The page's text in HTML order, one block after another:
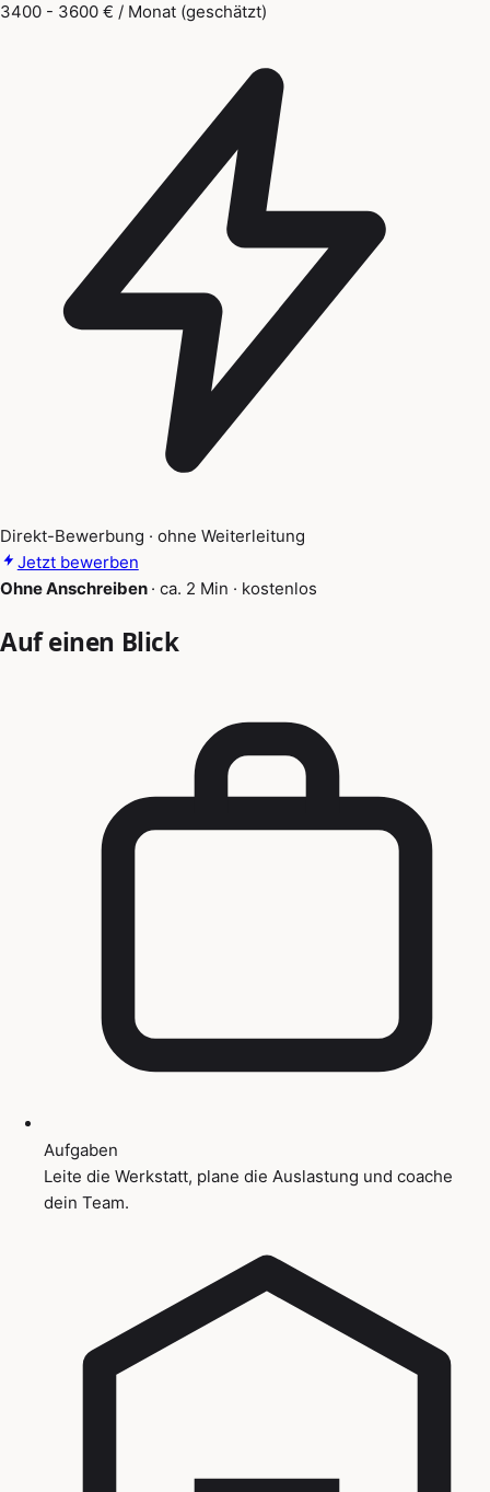
3400 - 3600 € / Monat (geschätzt)
Direkt-Bewerbung · ohne Weiterleitung
Jetzt bewerben
Ohne Anschreiben · ca. 2 Min · kostenlos
Auf einen Blick
Aufgaben
Leite die Werkstatt, plane die Auslastung und coache
dein Team.